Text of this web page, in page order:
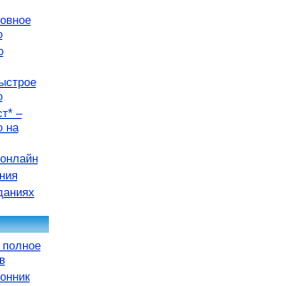
–
на